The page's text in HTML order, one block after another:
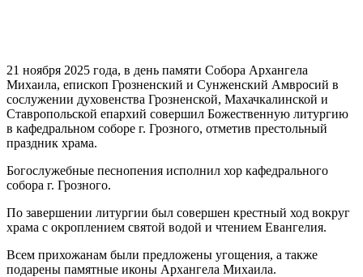
21 ноября 2025 года, в день памяти Собора Архангела
Михаила, епископ Грозненский и Сунженский Амвросий в
сослужении духовенства Грозненской, Махачкалинской и
Ставропольской епархий совершил Божественную литургию
в кафедральном соборе г. Грозного, отметив престольный
праздник храма.
Богослужебные песнопения исполнил хор кафедрального
собора г. Грозного.
По завершении литургии был совершен крестный ход вокруг
храма с окроплением святой водой и чтением Евангелия.
Всем прихожанам были предложены угощения, а также
подарены памятные иконы Архангела Михаила.